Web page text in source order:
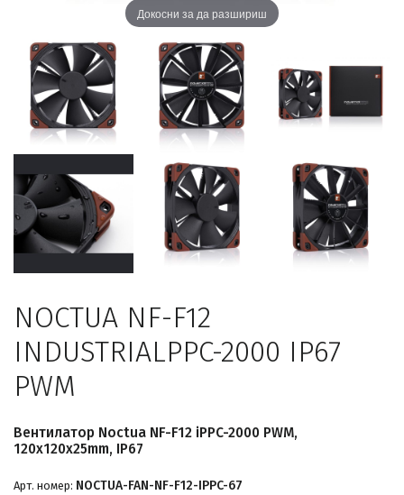
Докосни за да разшириш
NOCTUA NF-F12
INDUSTRIALPPC-2000 IP67
PWM
Вентилатор Noctua NF-F12 iPPC-2000 PWM,
120x120x25mm, IP67
Арт. номер: NOCTUA-FAN-NF-F12-IPPC-67